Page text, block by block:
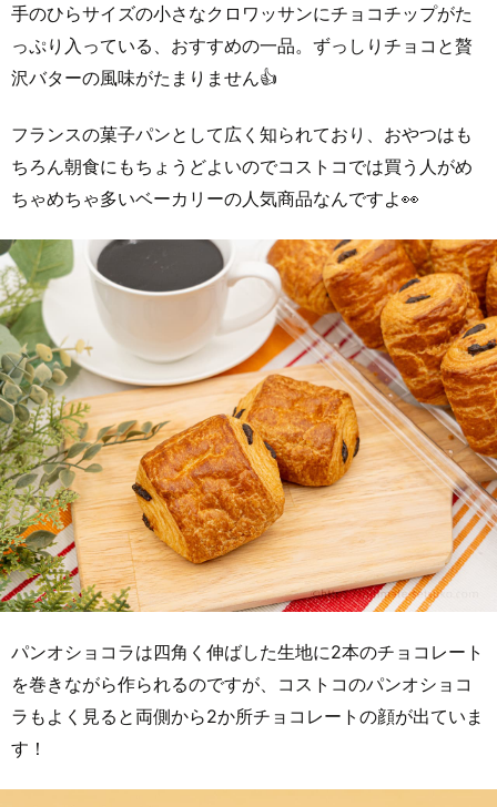
手のひらサイズの小さなクロワッサンにチョコチップがた
っぷり入っている、おすすめの一品。ずっしりチョコと贅
沢バターの風味がたまりません👍
フランスの菓子パンとして広く知られており、おやつはも
ちろん朝食にもちょうどよいのでコストコでは買う人がめ
ちゃめちゃ多いベーカリーの人気商品なんですよ👀
パンオショコラは四角く伸ばした生地に2本のチョコレート
を巻きながら作られるのですが、コストコのパンオショコ
ラもよく見ると両側から2か所チョコレートの顔が出ていま
す！